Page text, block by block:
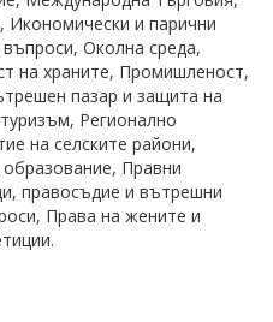
и парични
Околна среда,
на храните, Промишленост,
пазар и защита на
Регионално
на селските райони,
Правни
правосъдие и вътрешни
Права на жените и